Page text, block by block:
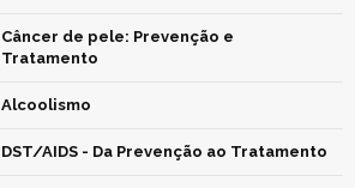
Câncer de pele: Prevenção e
Tratamento
Alcoolismo
DST/AIDS - Da Prevenção ao Tratamento